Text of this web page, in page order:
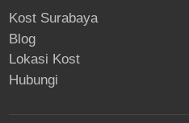
Kost Surabaya
Blog
Lokasi Kost
Hubungi